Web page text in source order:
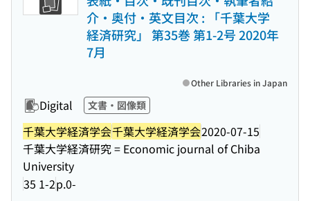
介・奥付・英文目次 : 「千葉大学
経済研究」 第35巻 第1-2号 2020年
7月
Digital 文書・図像類
千葉大学経済学会千葉大学経済学会2020-07-15
千葉大学経済研究 = Economic journal of Chiba
University
35 1-2p.0-
Other Libraries in Japan